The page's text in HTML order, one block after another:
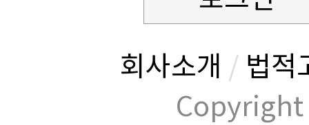
회사소개 / 법적
Copyright